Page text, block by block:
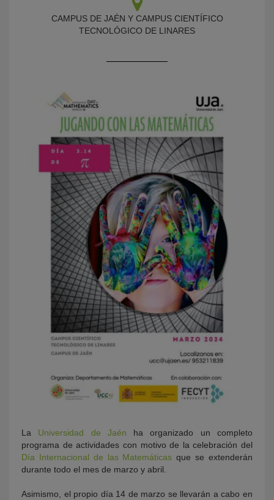
CAMPUS DE JAÉN Y CAMPUS CIENTÍFICO
TECNOLÓGICO DE LINARES
La Universidad de Jaén ha organizado un completo
programa de actividades con motivo de la celebración del
Día Internacional de las Matemáticas que se extenderán
durante todo el mes de marzo y abril.
Asimismo, el propio día 14 de marzo se llevarán a cabo en